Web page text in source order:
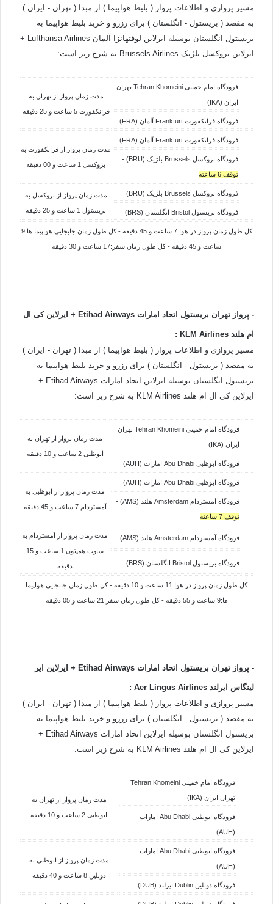
مسیر پروازی و اطلاعات پرواز ( بلیط هواپیما ) از مبدا ( تهران - ایران )
به مقصد ( بریستول - انگلستان ) برای رزرو و خرید بلیط هواپیما به
بریستول انگلستان بوسیله ایرلاین لوفتهانزا آلمان Lufthansa Airlines +
ایرلاین بروکسل بلژیک Brussels Airlines به شرح زیر است:
فرودگاه امام خمینی Tehran Khomeini تهران
ایران (IKA)
مدت زمان پرواز از تهران به
فرانکفورت 5 ساعت و 25 دقیقه
فرودگاه فرانکفورت Frankfurt آلمان (FRA)
فرودگاه فرانکفورت Frankfurt آلمان (FRA)
مدت زمان پرواز از فرانکفورت به
بروکسل 1 ساعت و 00 دقیقه
فرودگاه بروکسل Brussels بلژیک (BRU) -
توقف 6 ساعته
فرودگاه بروکسل Brussels بلژیک (BRU) مدت زمان پرواز از بروکسل به
بریستول 1 ساعت و 25 دقیقه فرودگاه بریستول Bristol انگلستان (BRS)
کل طول زمان پرواز در هوا:7 ساعت و 45 دقیقه - کل طول زمان جابجایی هواپیما ها:9
ساعت و 45 دقیقه - کل طول زمان سفر:17 ساعت و 30 دقیقه
- پرواز تهران بریستول اتحاد امارات Etihad Airways + ایرلاین کی ال
ام هلند KLM Airlines :
مسیر پروازی و اطلاعات پرواز ( بلیط هواپیما ) از مبدا ( تهران - ایران )
به مقصد ( بریستول - انگلستان ) برای رزرو و خرید بلیط هواپیما به
بریستول انگلستان بوسیله ایرلاین اتحاد امارات Etihad Airways +
ایرلاین کی ال ام هلند KLM Airlines به شرح زیر است:
فرودگاه امام خمینی Tehran Khomeini تهران
ایران (IKA)
مدت زمان پرواز از تهران به
ابوظبی 2 ساعت و 10 دقیقه
فرودگاه ابوظبی Abu Dhabi امارات (AUH)
فرودگاه ابوظبی Abu Dhabi امارات (AUH)
مدت زمان پرواز از ابوظبی به
آمستردام 7 ساعت و 45 دقیقه
فرودگاه آمستردام Amsterdam هلند (AMS) -
توقف 7 ساعته
فرودگاه آمستردام Amsterdam هلند (AMS) مدت زمان پرواز از آمستردام به
ساوت همپتون 1 ساعت و 15
دقیقه فرودگاه بریستول Bristol انگلستان (BRS)
کل طول زمان پرواز در هوا:11 ساعت و 10 دقیقه - کل طول زمان جابجایی هواپیما
ها:9 ساعت و 55 دقیقه - کل طول زمان سفر:21 ساعت و 05 دقیقه
- پرواز تهران بریستول اتحاد امارات Etihad Airways + ایرلاین ایر
لینگاس ایرلند Aer Lingus Airlines :
مسیر پروازی و اطلاعات پرواز ( بلیط هواپیما ) از مبدا ( تهران - ایران )
به مقصد ( بریستول - انگلستان ) برای رزرو و خرید بلیط هواپیما به
بریستول انگلستان بوسیله ایرلاین اتحاد امارات Etihad Airways +
ایرلاین کی ال ام هلند KLM Airlines به شرح زیر است:
فرودگاه امام خمینی Tehran Khomeini
تهران ایران (IKA) مدت زمان پرواز از تهران به
ابوظبی 2 ساعت و 10 دقیقه فرودگاه ابوظبی Abu Dhabi امارات
(AUH)
فرودگاه ابوظبی Abu Dhabi امارات
(AUH)
مدت زمان پرواز از ابوظبی به
دوبلین 8 ساعت و 40 دقیقه
فرودگاه دوبلین Dublin ایرلند (DUB)